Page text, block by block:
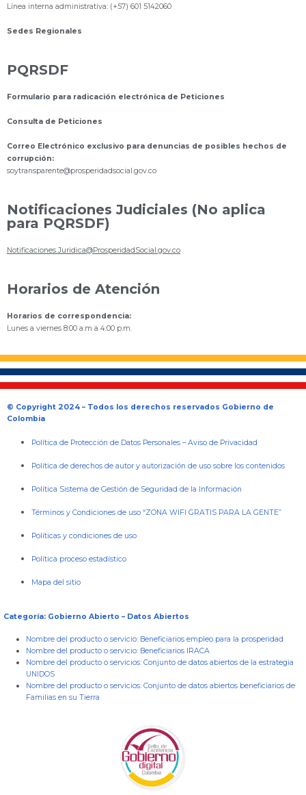
Línea interna administrativa: (+57) 601 5142060
Sedes Regionales
PQRSDF
Formulario para radicación electrónica de Peticiones
Consulta de Peticiones
Correo Electrónico exclusivo para denuncias de posibles hechos de
corrupción:
soytransparente@prosperidadsocial.gov.co
Notificaciones Judiciales (No aplica
para PQRSDF)
Notificaciones.Juridica@ProsperidadSocial.gov.co
Horarios de Atención
Horarios de correspondencia:
Lunes a viernes 8:00 a.m a 4:00 p.m.
© Copyright 2024 – Todos los derechos reservados Gobierno de
Colombia
Política de Protección de Datos Personales –Aviso de Privacidad
Política de derechos de autor y autorización de uso sobre los contenidos
Política Sistema de Gestión de Seguridad de la Información
Términos y Condiciones de uso “ZONA WIFI GRATIS PARA LA GENTE”
Políticas y condiciones de uso
Política proceso estadístico
Mapa del sitio
Categoría: Gobierno Abierto – Datos Abiertos
Nombre del producto o servicio: Beneficiarios empleo para la prosperidad
Nombre del producto o servicio: Beneficiarios IRACA
Nombre del producto o servicios: Conjunto de datos abiertos de la estrategia
UNIDOS
Nombre del producto o servicios: Conjunto de datos abiertos beneficiarios de
Familias en su Tierra